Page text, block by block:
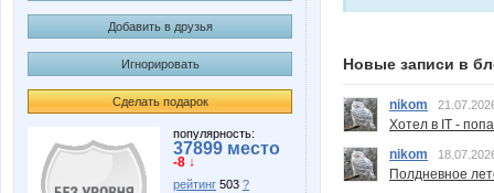
Добавить в друзья
Игнорировать
Сделать подарок
популярность:
37899 место
-8 ↓
рейтинг 503 ?
Новые записи в
nikom
Хотел в IT -
nikom
Полдневное